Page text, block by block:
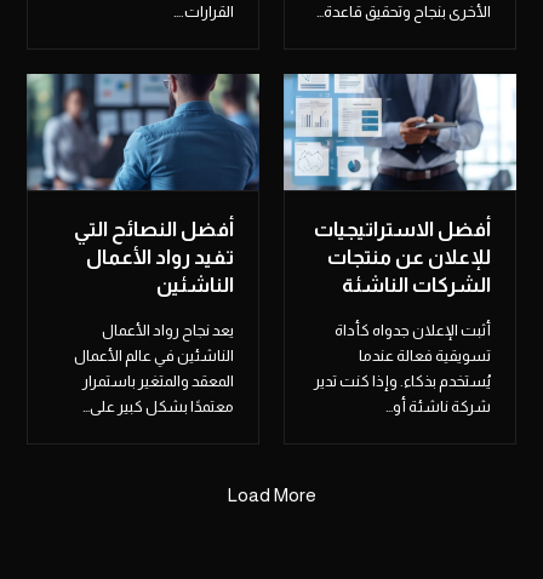
الأخرى بنجاح وتحقيق قاعدة…
القرارات.…
أفضل الاستراتيجيات
للإعلان عن منتجات
الشركات الناشئة
أثبت الإعلان جدواه كأداة
تسويقية فعالة عندما
يُستخدم بذكاء. وإذا كنت تدير
شركة ناشئة أو…
أفضل النصائح التي
تفيد رواد الأعمال
الناشئين
يعد نجاح رواد الأعمال
الناشئين في عالم الأعمال
المعقد والمتغير باستمرار
معتمدًا بشكل كبير على…
Load More